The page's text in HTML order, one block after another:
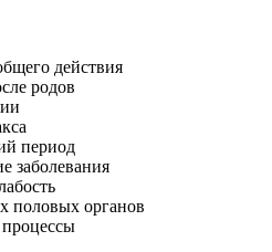
действия
родов
период
заболевания
половых органов